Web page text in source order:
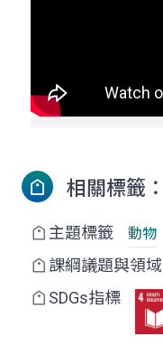
相關標籤：
主題標籤 動物
課綱議題與領域
SDGs指標